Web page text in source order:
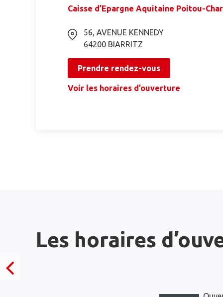
Caisse d’Epargne Aquitaine Poitou-
56, AVENUE KENNEDY
64200 BIARRITZ
Prendre rendez-vous
Voir les horaires d’ouverture
Les horaires